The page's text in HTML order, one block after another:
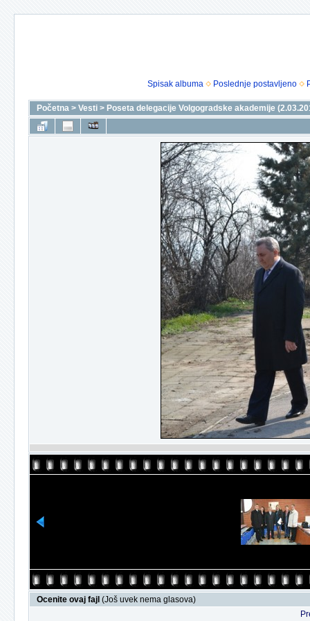
Spisak albuma Poslednje postavljeno
Početna > Vesti > Poseta delegacije Volgogradske akademije
Ocenite ovaj fajl (Još uvek nema glasova)